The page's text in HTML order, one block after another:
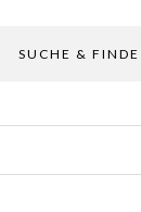
SUCHE & FINDE